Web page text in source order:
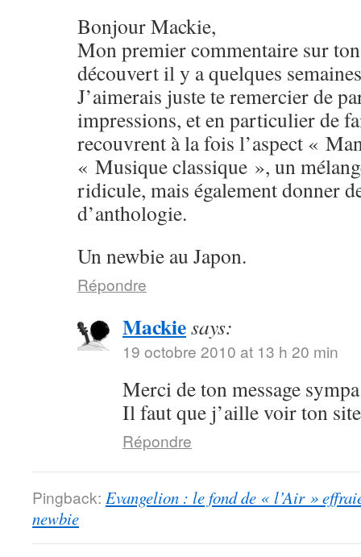
Bonjour Mackie,
Mon premier commentaire sur
découvert il y a quelques
J’aimerais juste te remercier de
impressions, et en particulier de
recouvrent à la fois l’aspect «
« Musique classique », un
ridicule, mais également donner
d’anthologie.
Un newbie au Japon.
Répondre
Mackiesays:
19 octobre 2010 at 13 h 20 min
Merci de ton message
Il faut que j’aille voir ton
Répondre
Pingback: Evangelion : le fond de « l’Air »
newbie